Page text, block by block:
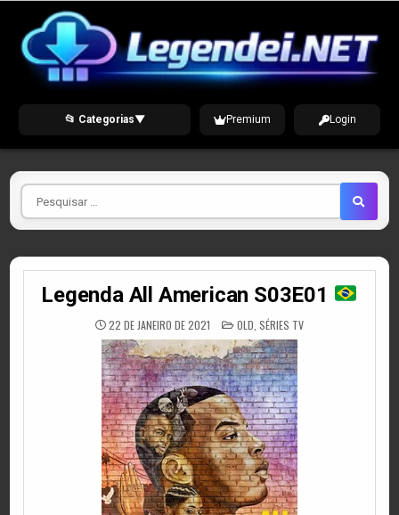
content
📂 Categorias▼ Premium Login
Pesquisar
por
Legenda All American S03E01
22 DE JANEIRO DE 2021 POSTED
IN
OLD SÉRIES TV